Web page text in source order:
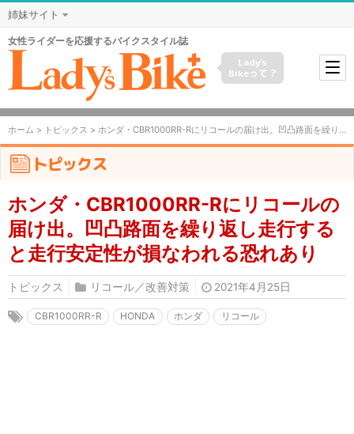
姉妹サイト
女性ライダーを応援するバイクスタイル誌
Lady's
Bikeって？
ホーム > トピックス > ホンダ・CBR1000RR-Rにリコールの届け出。凹凸路面を繰り返し走行すると走行安定性が損なわれる恐れあり
トピックス
ホンダ・CBR1000RR-Rにリコールの
届け出。凹凸路面を繰り返し走行する
と走行安定性が損なわれる恐れあり
トピックス リコール／改善対策 2021年4月25日
CBR1000RR-R HONDA ホンダ リコール